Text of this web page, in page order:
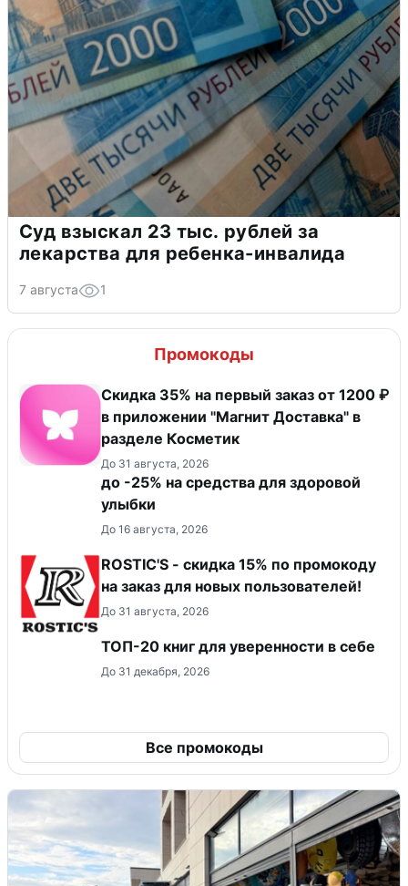
Суд взыскал 23 тыс. рублей за
лекарства для ребенка-инвалида
7 августа 1
Промокоды
​Скидка 35% на первый заказ от 1200 ₽
в приложении "Магнит Доставка"​ в
разделе Косметик
До 31 августа, 2026
до -25% на средства для здоровой
улыбки
До 16 августа, 2026
ROSTIC'S - скидка 15% по промокоду
на заказ для новых пользователей!
До 31 августа, 2026
ТОП-20 книг для уверенности в себе
До 31 декабря, 2026
Все промокоды